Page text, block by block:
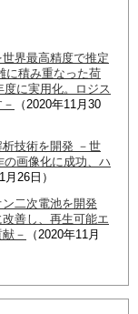
界最高精度で推定
に積み重なった荷
に実用化。ロジス
（2020年11月30
技術を開発 －世
画像化に成功、ハ
月26日）
二次電池を開発
善し、再生可能エ
－
（2020年11月